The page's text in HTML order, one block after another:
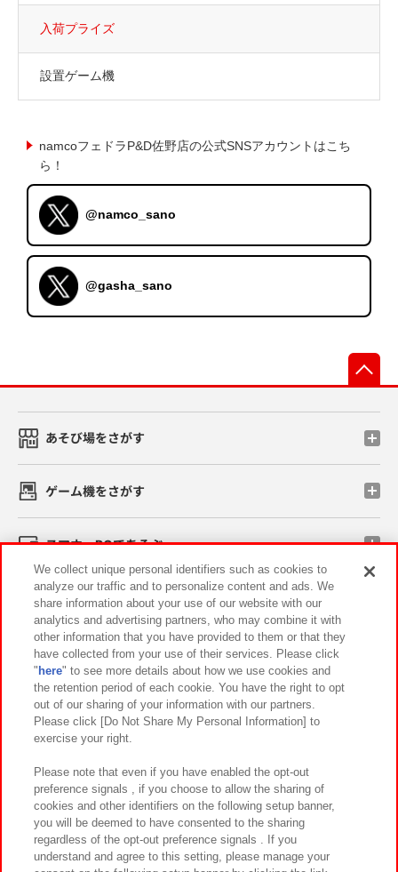
入荷プライズ
設置ゲーム機
namcoフェドラP&D佐野店の公式SNSアカウントはこち
ら！
@namco_sano
@gasha_sano
あそび場をさがす
ゲーム機をさがす
スマホ・PCであそぶ
イベント・キャンペーン
関連会社 サステナビリティ サイトポリシー
プライバシーポリシー ウェブアクセシビリティ方針と検証結果
お取引先さまとともに
カスタマーハラスメント対応方針 よくあるご質問・お問い合わせ
We collect unique personal identifiers such as cookies to
analyze our traffic and to personalize content and ads. We
share information about your use of our website with our
analytics and advertising partners, who may combine it with
other information that you have provided to them or that they
have collected from your use of their services. Please click
" here" to see more details about how we use cookies and
the retention period of each cookie. You have the right to opt
out of our sharing of your information with our partners.
Please click [Do Not Share My Personal Information] to
exercise your right.
Please note that even if you have enabled the opt-out
preference signals , if you choose to allow the sharing of
cookies and other identifiers on the following setup banner,
you will be deemed to have consented to the sharing
regardless of the opt-out preference signals . If you
understand and agree to this setting, please manage your